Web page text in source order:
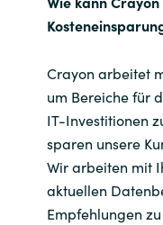
Crayon arbeitet
um Bereiche für
IT-Investitionen
sparen unsere
Wir arbeiten mit
aktuellen
Empfehlungen